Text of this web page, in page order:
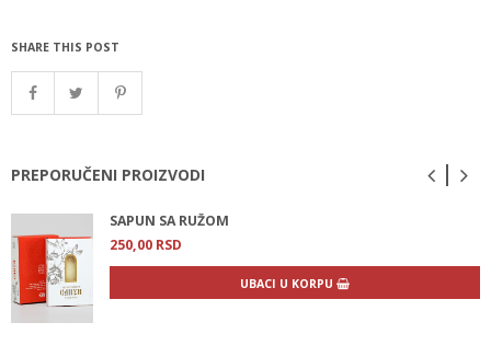
SHARE THIS POST
PREPORUČENI PROIZVODI
SAPUN SA RUŽOM
250,00 RSD
UBACI U KORPU